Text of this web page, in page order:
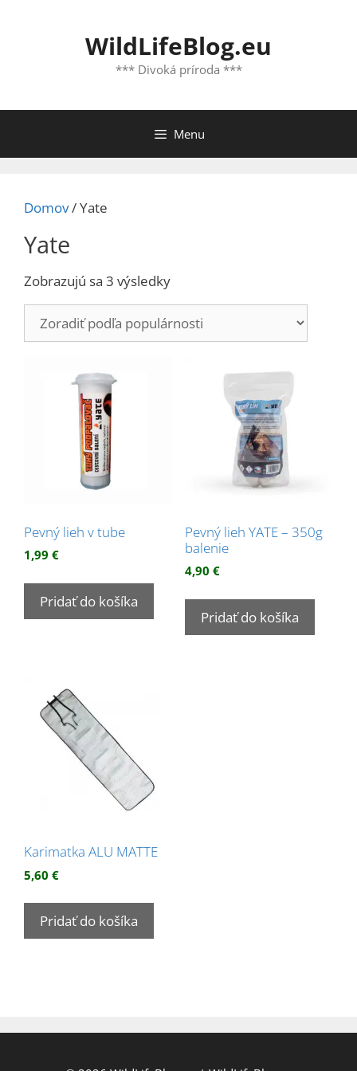
WildLifeBlog.eu
*** Divoká príroda ***
Menu
Domov/ Yate
Yate
Zobrazujú sa 3 výsledkyZoradené
podľa
popularity
Pevný lieh v tube
1,99 €
Pridať do košíka
Pevný lieh YATE – 350g
balenie
4,90 €
Pridať do košíka
Karimatka ALU MATTE
5,60 €
Pridať do košíka